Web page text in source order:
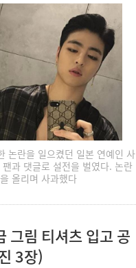
논란을 일으켰던 일본 연예인 사
과 댓글로 설전을 벌였다. 논란
올리며 사과했다
그림 티셔츠 입고 공
3장)